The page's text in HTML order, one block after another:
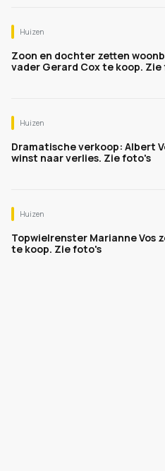
Huizen
Zoon en dochter zetten
vader Gerard Cox te koop.
Huizen
Dramatische verkoop: Albert
winst naar verlies. Zie foto's
Huizen
Topwielrenster Marianne Vos
te koop. Zie foto's